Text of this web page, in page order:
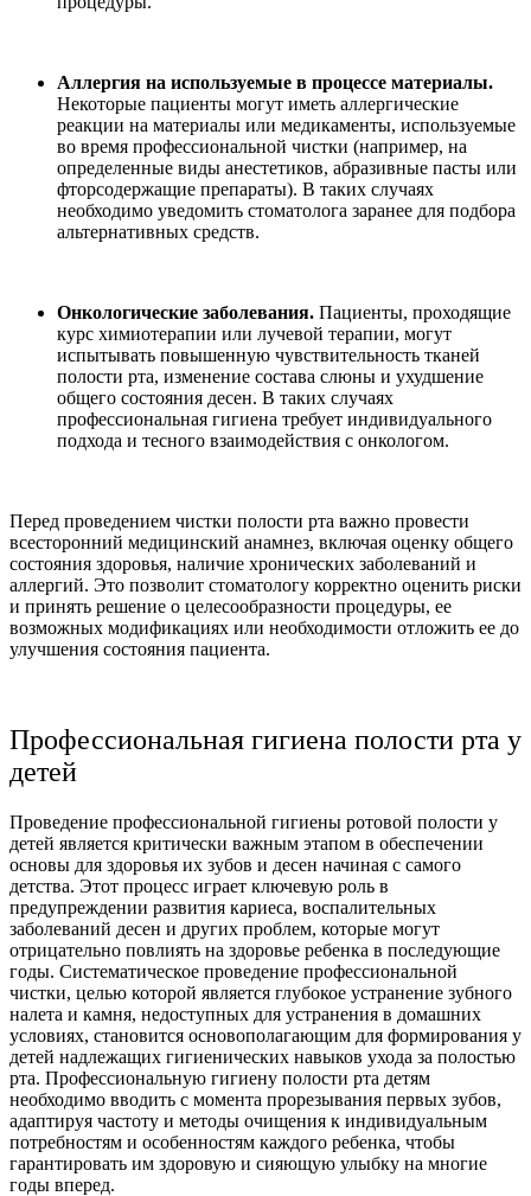
Аллергия на используемые в процессе материалы.
Некоторые пациенты могут иметь аллергические
реакции на материалы или медикаменты, используемые
во время профессиональной чистки (например, на
определенные виды анестетиков, абразивные пасты или
фторсодержащие препараты). В таких случаях
необходимо уведомить стоматолога заранее для подбора
альтернативных средств.
Онкологические заболевания. Пациенты, проходящие
курс химиотерапии или лучевой терапии, могут
испытывать повышенную чувствительность тканей
полости рта, изменение состава слюны и ухудшение
общего состояния десен. В таких случаях
профессиональная гигиена требует индивидуального
подхода и тесного взаимодействия с онкологом.
Перед проведением чистки полости рта важно провести
всесторонний медицинский анамнез, включая оценку общего
состояния здоровья, наличие хронических заболеваний и
аллергий. Это позволит стоматологу корректно оценить риски
и принять решение о целесообразности процедуры, ее
возможных модификациях или необходимости отложить ее до
улучшения состояния пациента.
Профессиональная гигиена полости рта у
детей
Проведение профессиональной гигиены ротовой полости у
детей является критически важным этапом в обеспечении
основы для здоровья их зубов и десен начиная с самого
детства. Этот процесс играет ключевую роль в
предупреждении развития кариеса, воспалительных
заболеваний десен и других проблем, которые могут
отрицательно повлиять на здоровье ребенка в последующие
годы. Систематическое проведение профессиональной
чистки, целью которой является глубокое устранение зубного
налета и камня, недоступных для устранения в домашних
условиях, становится основополагающим для формирования у
детей надлежащих гигиенических навыков ухода за полостью
рта. Профессиональную гигиену полости рта детям
необходимо вводить с момента прорезывания первых зубов,
адаптируя частоту и методы очищения к индивидуальным
потребностям и особенностям каждого ребенка, чтобы
гарантировать им здоровую и сияющую улыбку на многие
годы вперед.